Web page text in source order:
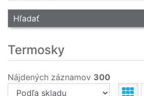
Hľadať
Termosky
Nájdených záznamov 300